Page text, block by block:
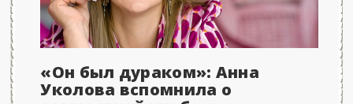
«Он был дураком»: Анна
Уколова вспомнила о